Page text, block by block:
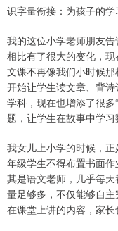
识字量衔接：为孩子的
我的这位小学老师朋友
相比有了很大的变化，
文课不再像我们小时候
开始让学生读文章、背
学科，现在也增添了很
题，让学生在故事中学习
我女儿上小学的时候，
年级学生不得布置书面
其是语文老师，几乎每
量足够多，不仅能够自
在课堂上讲的内容，家长